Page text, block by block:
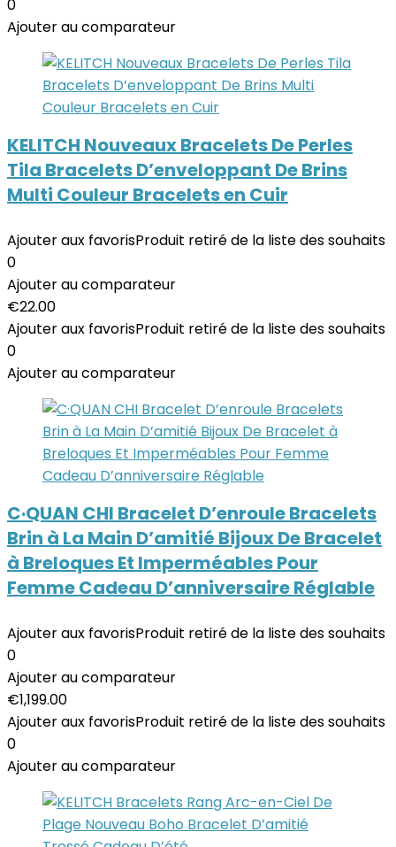
0
Ajouter au comparateur
KELITCH Nouveaux Bracelets De Perles
Tila Bracelets D’enveloppant De Brins
Multi Couleur Bracelets en Cuir
Ajouter aux favorisProduit retiré de la liste des souhaits
0
Ajouter au comparateur
€22.00
Ajouter aux favorisProduit retiré de la liste des souhaits
0
Ajouter au comparateur
C·QUAN CHI Bracelet D’enroule Bracelets
Brin à La Main D’amitié Bijoux De Bracelet
à Breloques Et Imperméables Pour
Femme Cadeau D’anniversaire Réglable
Ajouter aux favorisProduit retiré de la liste des souhaits
0
Ajouter au comparateur
€1,199.00
Ajouter aux favorisProduit retiré de la liste des souhaits
0
Ajouter au comparateur